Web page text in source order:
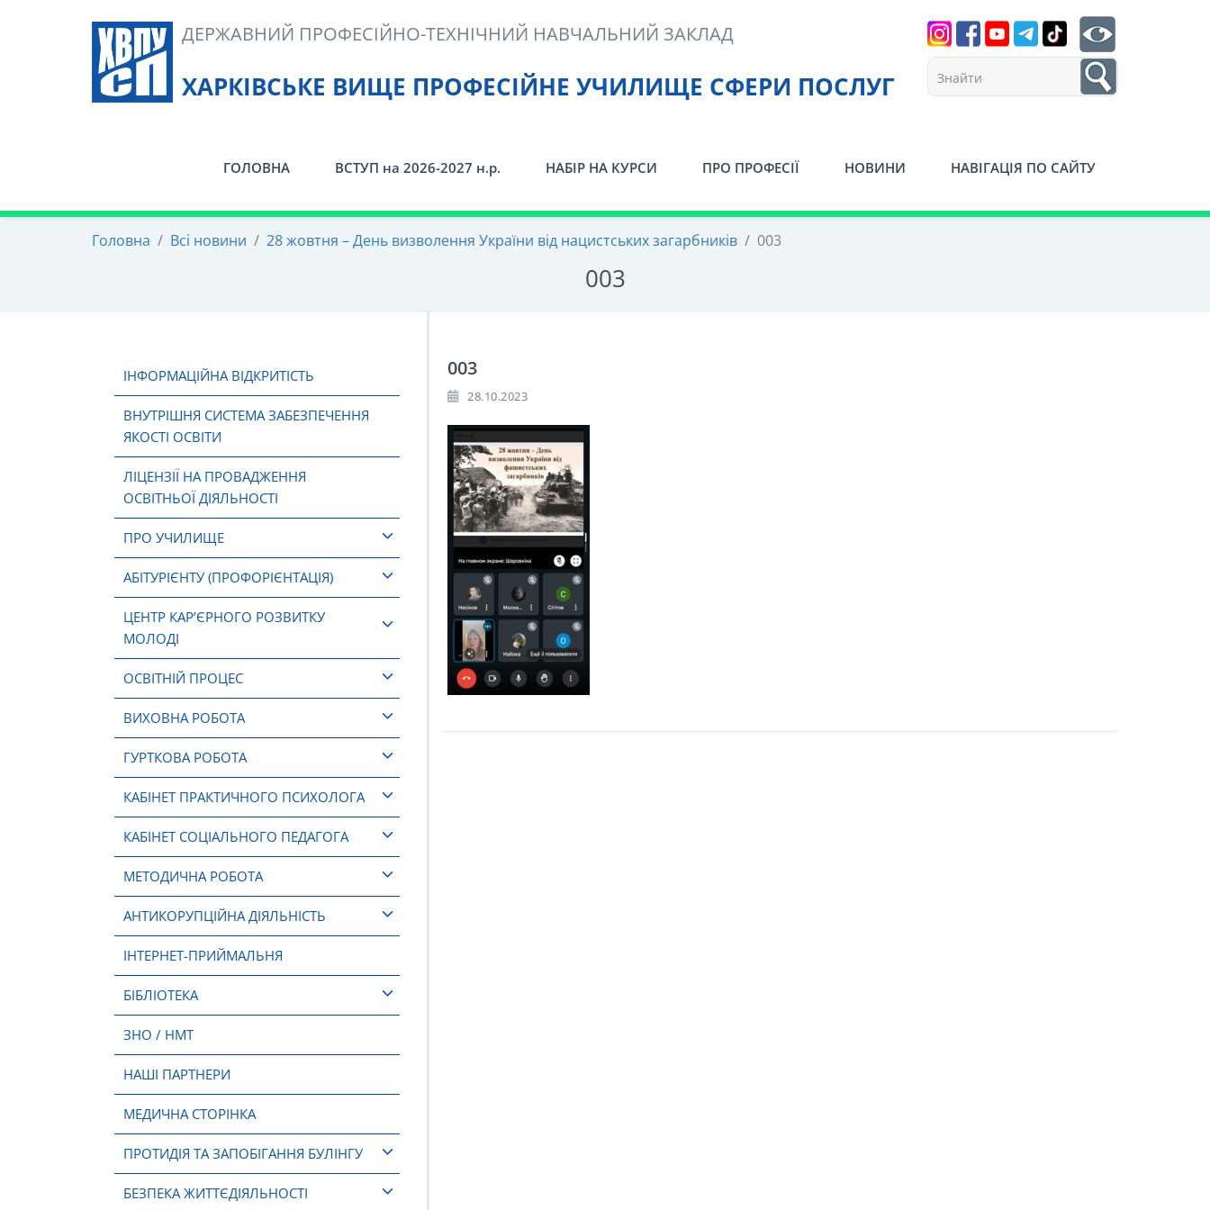
ХАРКІВСЬКЕ ВИЩЕ ПРОФЕСІЙНЕ УЧИЛИЩЕ СФЕРИ ПОСЛУГ
ДЕРЖАВНИЙ ПРОФЕСІЙНО-ТЕХНІЧНИЙ НАВЧАЛЬНИЙ ЗАКЛАД
1
ГОЛОВНА ВСТУП на 2026-2027 н.р. НАБІР НА КУРСИ ПРО ПРОФЕСІЇ НОВИНИ НАВІГАЦІЯ ПО САЙТУ
Головна / Всі новини / 28 жовтня – День визволення України від нацистських загарбників / 003
003
ІНФОРМАЦІЙНА ВІДКРИТІСТЬ
ВНУТРІШНЯ СИСТЕМА ЗАБЕЗПЕЧЕННЯ
ЯКОСТІ ОСВІТИ
ЛІЦЕНЗІЇ НА ПРОВАДЖЕННЯ
ОСВІТНЬОЇ ДІЯЛЬНОСТІ
ПРО УЧИЛИЩЕ
АБІТУРІЄНТУ (ПРОФОРІЄНТАЦІЯ)
ЦЕНТР КАР’ЄРНОГО РОЗВИТКУ
МОЛОДІ
ОСВІТНІЙ ПРОЦЕС
ВИХОВНА РОБОТА
ГУРТКОВА РОБОТА
КАБІНЕТ ПРАКТИЧНОГО ПСИХОЛОГА
КАБІНЕТ СОЦІАЛЬНОГО ПЕДАГОГА
МЕТОДИЧНА РОБОТА
АНТИКОРУПЦІЙНА ДІЯЛЬНІСТЬ
ІНТЕРНЕТ-ПРИЙМАЛЬНЯ
БІБЛІОТЕКА
ЗНО / НМТ
НАШІ ПАРТНЕРИ
МЕДИЧНА СТОРІНКА
ПРОТИДІЯ ТА ЗАПОБІГАННЯ БУЛІНГУ
БЕЗПЕКА ЖИТТЄДІЯЛЬНОСТІ
003
28.10.2023